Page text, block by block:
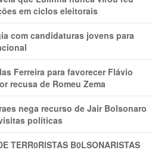
em ciclos eleitorais
com candidaturas jovens para
Ferreira para favorecer Flávio
recusa de Romeu Zema
nega recurso de Jair Bolsonaro
políticas
TERR0RlSTAS B0LSONARlSTAS